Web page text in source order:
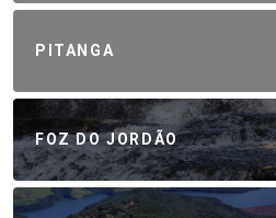
PITANGA
FOZ DO JORDÃO